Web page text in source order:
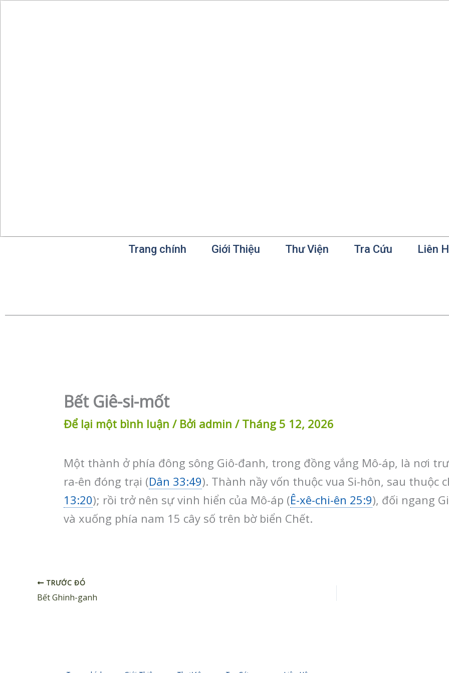
Trang chính Giới Thiệu Thư Viện Tra Cứu Liên
Bết Giê-si-mốt
Để lại một bình luận / Bởi admin / Tháng 5 12, 2026
Một thành ở phía đông sông Giô-đanh, trong đồng vắng Mô-áp, là nơi
ra-ên đóng trại (Dân 33:49). Thành nầy vốn thuộc vua Si-hôn, sau thuộc
13:20); rồi trở nên sự vinh hiển của Mô-áp (Ê-xê-chi-ên 25:9), đối ngang
và xuống phía nam 15 cây số trên bờ biển Chết.
TRƯỚC ĐÓ
Bết Ghinh-ganh